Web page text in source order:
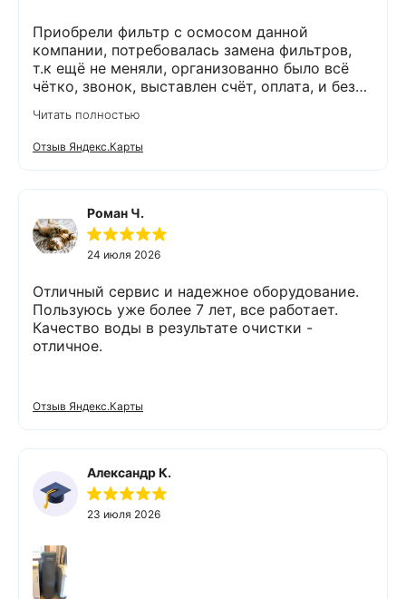
Приобрели фильтр с осмосом данной
компании, потребовалась замена фильтров,
т.к ещё не меняли, организованно было всё
чётко, звонок, выставлен счёт, оплата, и без
выполнено (всё чётко без шума и пыли),
приятно работать с грамотными,
обязательными людьми. Спасибо
Читать полностью
Отзыв Яндекс.Карты
Роман Ч.
24 июля 2026
Отличный сервис и надежное оборудование.
Пользуюсь уже более 7 лет, все работает.
Качество воды в результате очистки -
отличное.
Отзыв Яндекс.Карты
Александр К.
23 июля 2026